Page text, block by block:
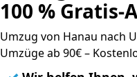
100 % Gratis-
Umzug von Hanau nach
Umzüge ab 90€ –